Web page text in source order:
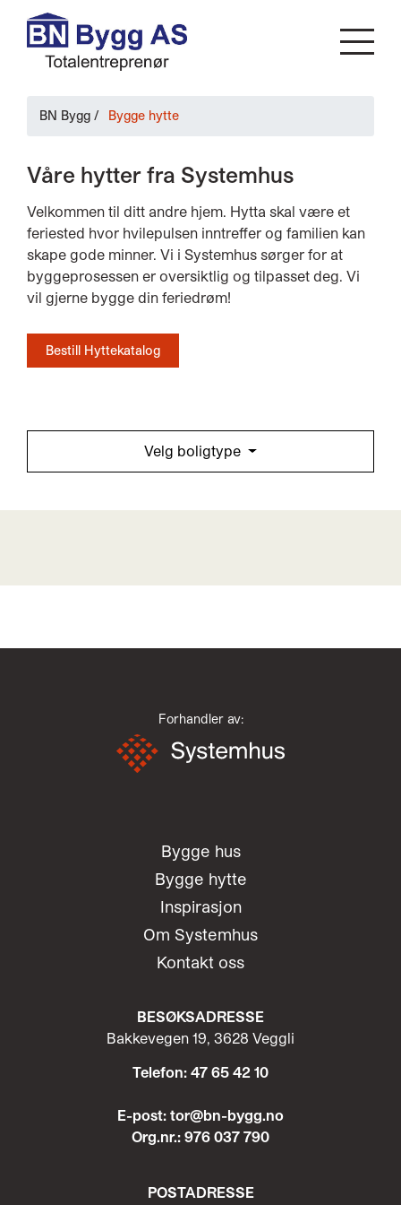
BN Bygg / Bygge hytte
Våre hytter fra Systemhus
Velkommen til ditt andre hjem. Hytta skal være et
feriested hvor hvilepulsen inntreffer og familien kan
skape gode minner. Vi i Systemhus sørger for at
byggeprosessen er oversiktlig og tilpasset deg. Vi
vil gjerne bygge din feriedrøm!
Bestill Hyttekatalog
Velg boligtype
Forhandler av:
Bygge hus
Bygge hytte
Inspirasjon
Om Systemhus
Kontakt oss
BESØKSADRESSE
Bakkevegen 19, 3628 Veggli
Telefon: 47 65 42 10
E-post: tor@bn-bygg.no
Org.nr.: 976 037 790
POSTADRESSE